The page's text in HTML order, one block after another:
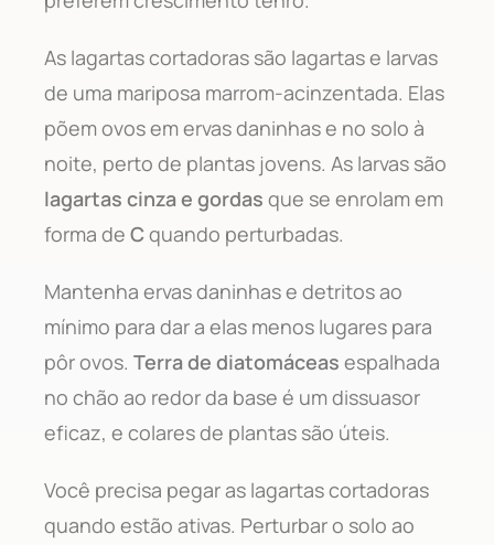
As lagartas cortadoras são lagartas e larvas
de uma mariposa marrom-acinzentada. Elas
põem ovos em ervas daninhas e no solo à
noite, perto de plantas jovens. As larvas são
lagartas cinza e gordas que se enrolam em
forma de Cquando perturbadas.
Mantenha ervas daninhas e detritos ao
mínimo para dar a elas menos lugares para
pôr ovos. Terra de diatomáceas espalhada
no chão ao redor da base é um dissuasor
eficaz, e colares de plantas são úteis.
Você precisa pegar as lagartas cortadoras
quando estão ativas. Perturbar o solo ao